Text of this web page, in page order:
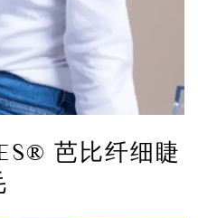
芭比纤细睫